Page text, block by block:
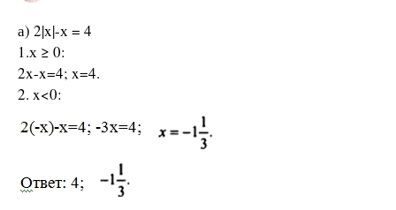
а) 2|x|-х = 4
1.х ≥ 0:
2x-x=4; x=4.
2. x<0: